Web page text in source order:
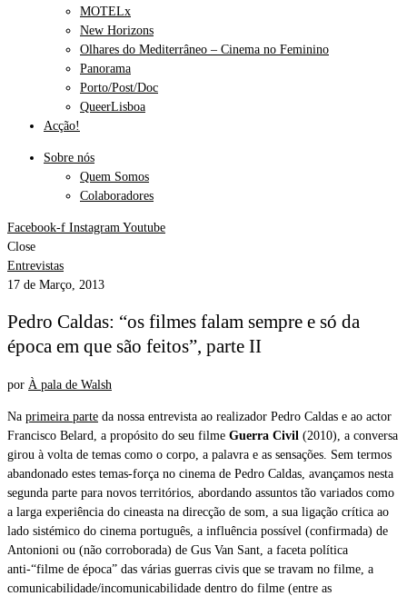
MOTELx
New Horizons
Olhares do Mediterrâneo – Cinema no Feminino
Panorama
Porto/Post/Doc
QueerLisboa
Acção!
Sobre nós
Quem Somos
Colaboradores
Facebook-f Instagram Youtube
Close
Entrevistas
17 de Março, 2013
Pedro Caldas: “os filmes falam sempre e só da
época em que são feitos”, parte II
por À pala de Walsh
Na primeira parte da nossa entrevista ao realizador Pedro Caldas e ao actor
Francisco Belard, a propósito do seu filme Guerra Civil (2010), a conversa
girou à volta de temas como o corpo, a palavra e as sensações. Sem termos
abandonado estes temas-força no cinema de Pedro Caldas, avançamos nesta
segunda parte para novos territórios, abordando assuntos tão variados como
a larga experiência do cineasta na direcção de som, a sua ligação crítica ao
lado sistémico do cinema português, a influência possível (confirmada) de
Antonioni ou (não corroborada) de Gus Van Sant, a faceta política
anti-“filme de época” das várias guerras civis que se travam no filme, a
comunicabilidade/incomunicabilidade dentro do filme (entre as